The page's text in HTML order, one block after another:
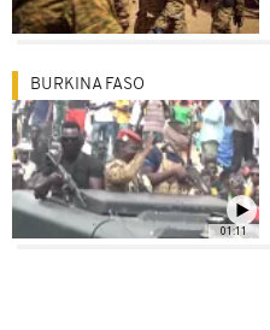
01:11
BURKINA FASO